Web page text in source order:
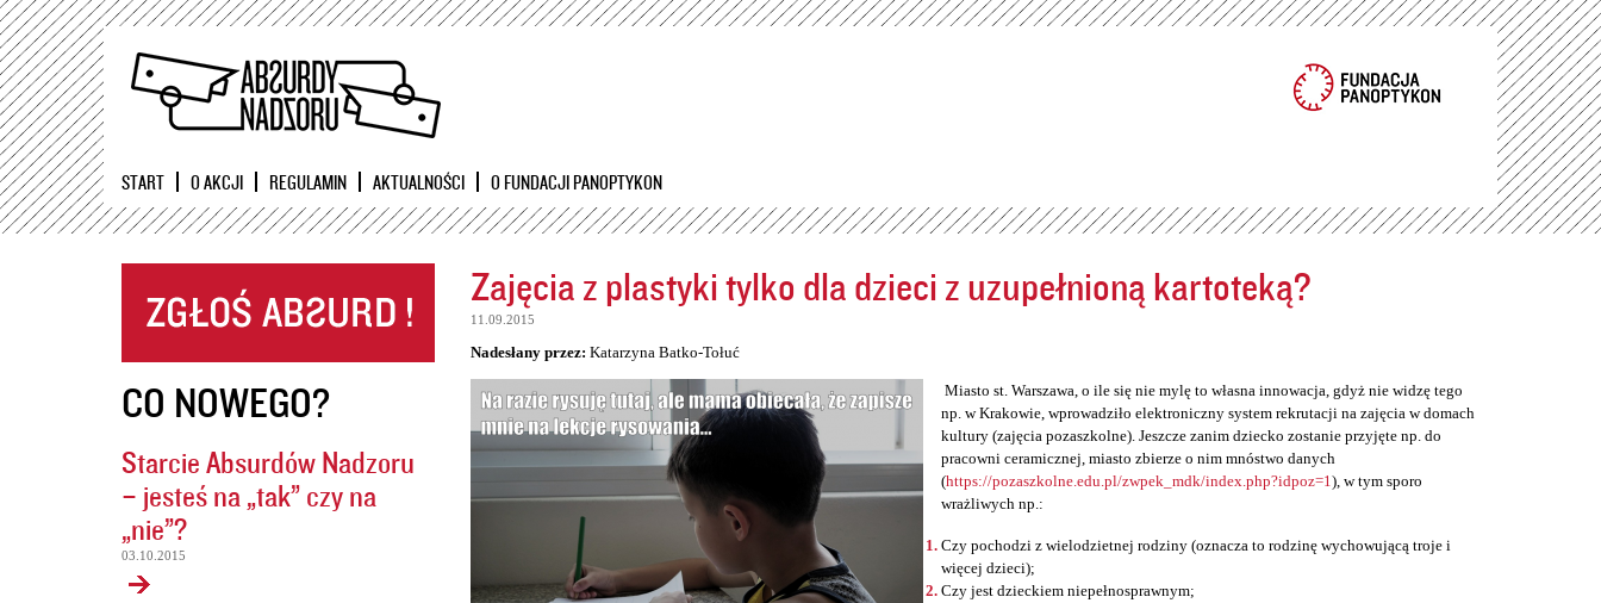
Przejdź
START O AKCJI REGULAMIN AKTUALNOŚCI O FUNDACJI PANOPTYKON
CO NOWEGO?
Starcie Absurdów Nadzoru
– jesteś na „tak” czy na
„nie”?
03.10.2015
Zajęcia z plastyki tylko dla dzieci z uzupełnioną kartoteką?
11.09.2015
Nadesłany przez: Katarzyna Batko-Tołuć
Miasto st. Warszawa, o ile się nie mylę to własna innowacja, gdyż nie widzę tego
np. w Krakowie, wprowadziło elektroniczny system rekrutacji na zajęcia w domach
kultury (zajęcia pozaszkolne). Jeszcze zanim dziecko zostanie przyjęte np. do
pracowni ceramicznej, miasto zbierze o nim mnóstwo danych
(https://pozaszkolne.edu.pl/zwpek_mdk/index.php?idpoz=1), w tym sporo
wrażliwych np.:
Czy pochodzi z wielodzietnej rodziny (oznacza to rodzinę wychowującą troje i
więcej dzieci);
Czy jest dzieckiem niepełnosprawnym;